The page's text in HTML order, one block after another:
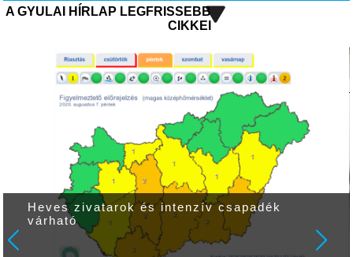
A GYULAI HÍRLAP LEGFRISSEBB
CIKKEI
Heves zivatarok és intenzív csapadék
várható